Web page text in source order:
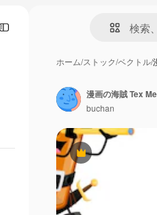
ホーム/ストック/ベクトル/
Premium
漫画の海賊 Tex
buchan